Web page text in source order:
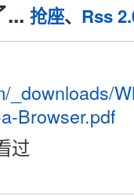
... 抢座、 Rss
_downloads/
Browser.pdf
过